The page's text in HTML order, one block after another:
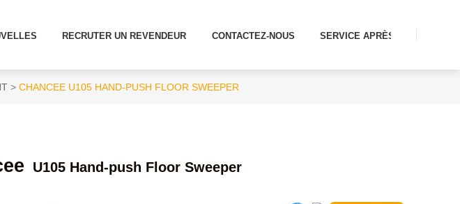
RECRUTER UN REVENDEUR CONTACTEZ-NOUS SERVICE APRÈS-VENTE
CHANCEE U105 HAND-PUSH FLOOR SWEEPER
U105 Hand-push Floor Sweeper